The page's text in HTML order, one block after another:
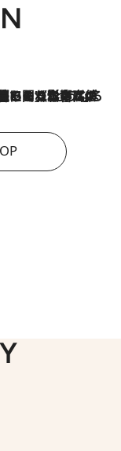
鎖による影響はいつまで続く？《エネルギー専門家に聞く“どうなる日本の暮らし”》